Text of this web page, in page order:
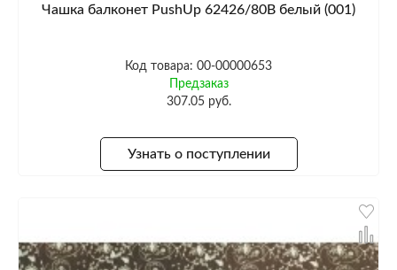
Чашка балконет PushUp 62426/80B белый (001)
Код товара: 00-00000653
Предзаказ
307.05 руб.
Узнать о поступлении